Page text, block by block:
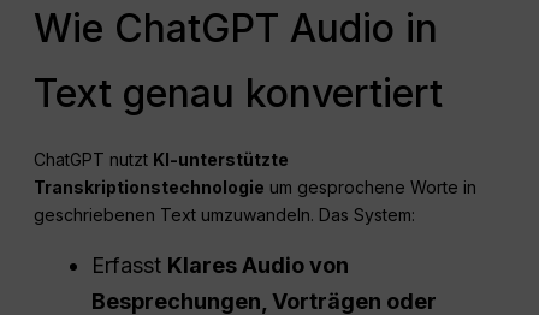
Wie ChatGPT Audio in
Text genau konvertiert
ChatGPT nutzt KI-unterstützte
Transkriptionstechnologie um gesprochene Worte in
geschriebenen Text umzuwandeln. Das System:
Erfasst Klares Audio von
Besprechungen, Vorträgen oder